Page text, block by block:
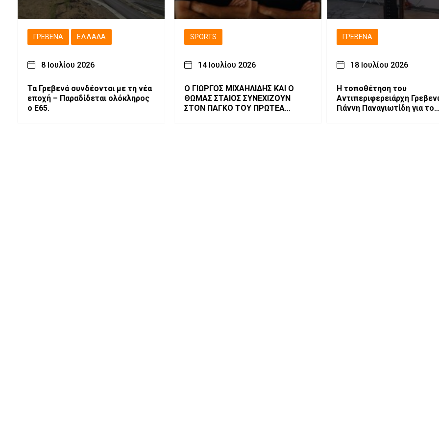
ΓΡΕΒΕΝΆ ΕΛΛΆΔΑ
8 Ιουλίου 2026
Τα Γρεβενά συνδέονται με τη νέα
εποχή – Παραδίδεται ολόκληρος
ο Ε65.
SPORTS
14 Ιουλίου 2026
Ο ΓΙΩΡΓΟΣ ΜΙΧΑΗΛΙΔΗΣ ΚΑΙ Ο
ΘΩΜΑΣ ΣΤΑΙΟΣ ΣΥΝΕΧΙΖΟΥΝ
ΣΤΟΝ ΠΑΓΚΟ ΤΟΥ ΠΡΩΤΕΑ
ΓΡΕΒΕΝΆ
18 Ιουλίου 2026
Η τοποθέτηση του
Αντιπεριφερειάρχη
Γιάννη Παναγιωτίδη για το